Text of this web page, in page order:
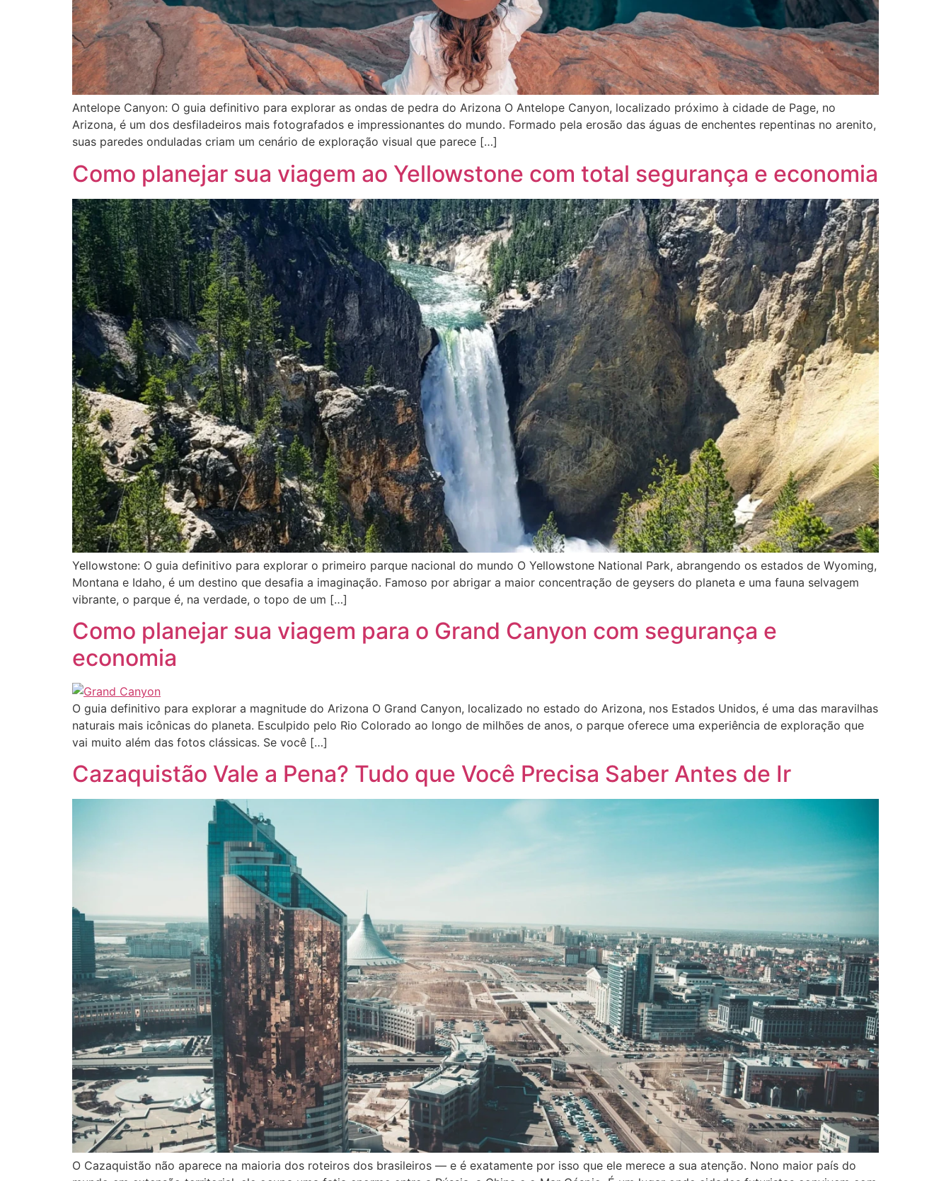
Antelope Canyon: O guia definitivo para explorar as ondas de pedra do Arizona O Antelope Canyon, localizado próximo à cidade de Page, no
Arizona, é um dos desfiladeiros mais fotografados e impressionantes do mundo. Formado pela erosão das águas de enchentes repentinas no arenito,
suas paredes onduladas criam um cenário de exploração visual que parece […]
Como planejar sua viagem ao Yellowstone com total segurança e economia
Yellowstone: O guia definitivo para explorar o primeiro parque nacional do mundo O Yellowstone National Park, abrangendo os estados de Wyoming,
Montana e Idaho, é um destino que desafia a imaginação. Famoso por abrigar a maior concentração de geysers do planeta e uma fauna selvagem
vibrante, o parque é, na verdade, o topo de um […]
Como planejar sua viagem para o Grand Canyon com segurança e
economia
O guia definitivo para explorar a magnitude do Arizona O Grand Canyon, localizado no estado do Arizona, nos Estados Unidos, é uma das maravilhas
naturais mais icônicas do planeta. Esculpido pelo Rio Colorado ao longo de milhões de anos, o parque oferece uma experiência de exploração que
vai muito além das fotos clássicas. Se você […]
Cazaquistão Vale a Pena? Tudo que Você Precisa Saber Antes de Ir
O Cazaquistão não aparece na maioria dos roteiros dos brasileiros — e é exatamente por isso que ele merece a sua atenção. Nono maior país do